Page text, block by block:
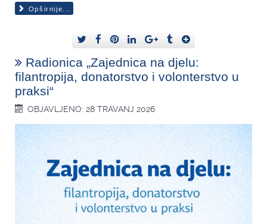
Opširnije...
Radionica „Zajednica na djelu:
filantropija, donatorstvo i volonterstvo u
praksi“
OBJAVLJENO: 28 TRAVANJ 2026